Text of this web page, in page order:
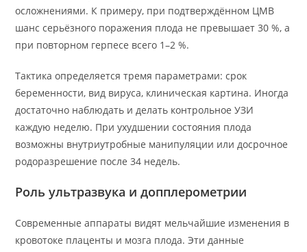
осложнениями. К примеру, при подтверждённом ЦМВ
шанс серьёзного поражения плода не превышает 30 %, а
при повторном герпесе всего 1–2 %.
Тактика определяется тремя параметрами: срок
беременности, вид вируса, клиническая картина. Иногда
достаточно наблюдать и делать контрольное УЗИ
каждую неделю. При ухудшении состояния плода
возможны внутриутробные манипуляции или досрочное
родоразрешение после 34 недель.
Роль ультразвука и допплерометрии
Современные аппараты видят мельчайшие изменения в
кровотоке плаценты и мозга плода. Эти данные